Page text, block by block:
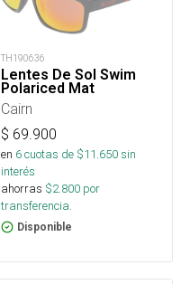
TH190636
Lentes De Sol Swim
Polariced Mat
Cairn
$ 69.900
en 6cuotas de $11.650sin
interés
ahorras $2.800 por
transferencia.
Disponible